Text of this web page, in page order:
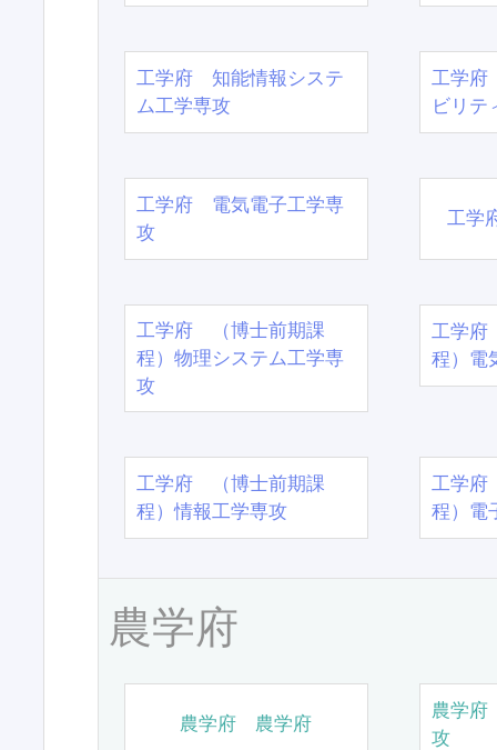
工学府 知能情報システ
ム工学専攻
工学府
ビリテ
工学府 電気電子工学専
攻
工学
工学府 （博士前期課
程）物理システム工学専
攻
工学
程）電
工学府 （博士前期課
程）情報工学専攻
工学
程）電
農学府
農学府 農学府
農学
攻